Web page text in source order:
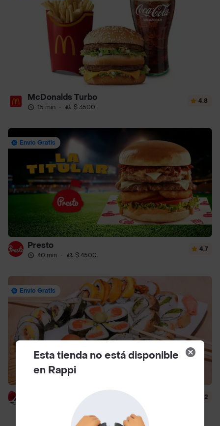
McDonalds Turbo
15 min · $ 3500
4.8
Envío Gratis
Presto
40 min · $ 4500
4.7
Envío Gratis
$ 6500
4.2
Esta tienda no está disponible
en Rappi